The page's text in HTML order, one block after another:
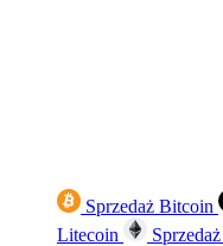
Sprzedaż Bitcoin
Litecoin